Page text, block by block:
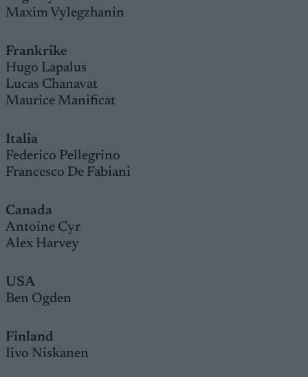
Maxim Vylegzhanin
Frankrike
Hugo Lapalus
Lucas Chanavat
Maurice Manificat
Italia
Federico Pellegrino
Francesco De Fabiani
Canada
Antoine Cyr
Alex Harvey
USA
Ben Ogden
Finland
Iivo Niskanen